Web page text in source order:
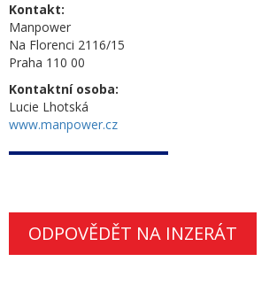
Kontakt:
Manpower
Na Florenci 2116/15
Praha 110 00
Kontaktní osoba:
Lucie Lhotská
www.manpower.cz
ODPOVĚDĚT NA INZERÁT